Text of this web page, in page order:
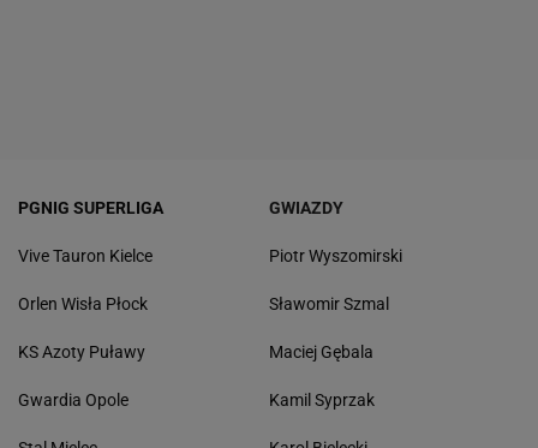
PGNIG SUPERLIGA
Vive Tauron Kielce
Orlen Wisła Płock
KS Azoty Puławy
Gwardia Opole
GWIAZDY
Piotr Wyszomirski
Sławomir Szmal
Maciej Gębala
Kamil Syprzak